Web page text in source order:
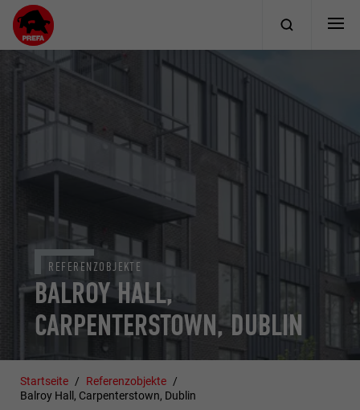
BALROY HALL,
CARPENTERSTOWN, DUBLIN
REFERENZOBJEKTE
Startseite
Referenzobjekte
Balroy Hall, Carpenterstown, Dublin